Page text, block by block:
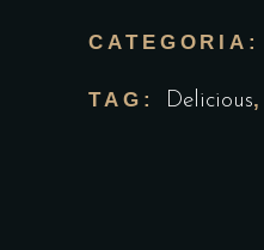
CATEGORIA:
TAG: Delicious,